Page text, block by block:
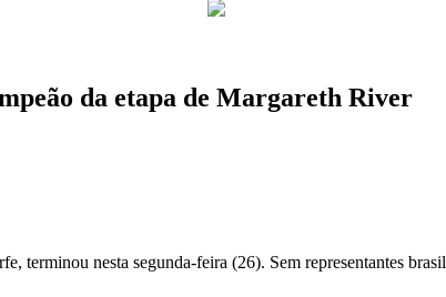
da etapa de Margareth River
terminou nesta segunda-feira (26). Sem representantes